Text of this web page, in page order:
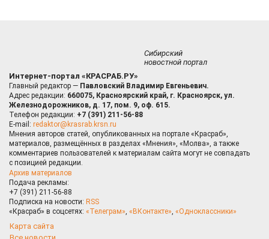
Сибирский
новостной портал
Интернет-портал «КРАСРАБ.РУ»
Главный редактор — Павловский Владимир Евгеньевич.
Адрес редакции: 660075, Красноярский край, г. Красноярск, ул.
Железнодорожников, д. 17, пом. 9, оф. 615.
Телефон редакции: +7 (391) 211-56-88
E-mail: redaktor@krasrab.krsn.ru
Мнения авторов статей, опубликованных на портале «Красраб»,
материалов, размещённых в разделах «Мнения», «Молва», а также
комментариев пользователей к материалам сайта могут не совпадать
с позицией редакции.
Архив материалов
Подача рекламы:
+7 (391) 211-56-88
Подписка на новости: RSS
«Красраб» в соцсетях: «Телеграм», «ВКонтакте», «Одноклассники»
Карта сайта